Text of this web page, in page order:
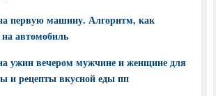
первую машину. Алгоритм, как
автомобиль
ужин вечером мужчине и женщине для
и рецепты вкусной еды пп